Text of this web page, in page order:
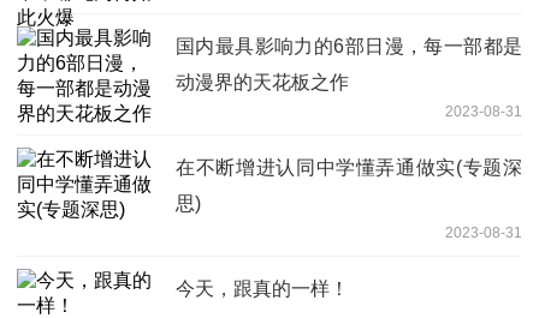
国内最具影响力的6部日漫，每一部都是
动漫界的天花板之作
2023-08-31
在不断增进认同中学懂弄通做实(专题深
思)
2023-08-31
今天，跟真的一样！